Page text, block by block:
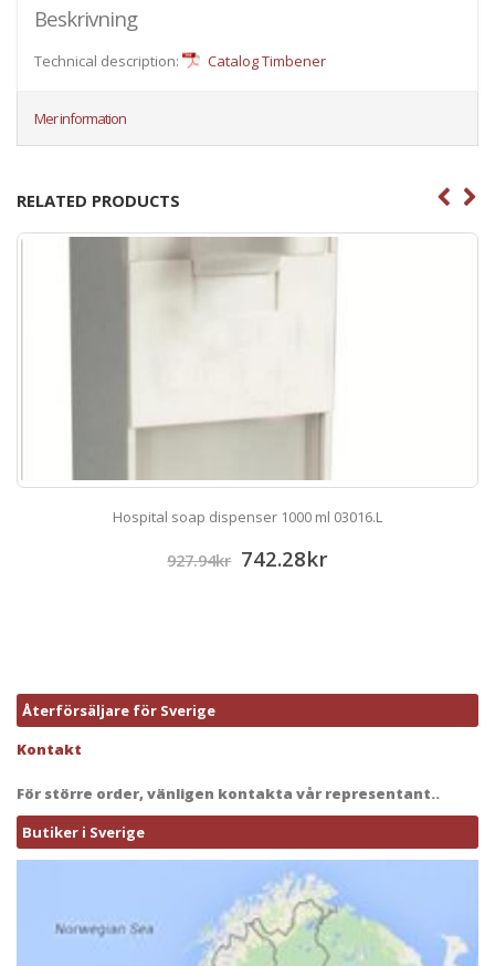
Beskrivning
Technical description: Catalog Timbener
Mer information
RELATED PRODUCTS
Hospital soap dispenser 1000 ml 03016.L
927.94kr 742.28kr
Återförsäljare för Sverige
Kontakt
För större order, vänligen kontakta vår representant..
Butiker i Sverige